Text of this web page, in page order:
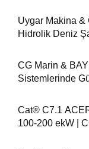
Uygar Makina &
Hidrolik Deniz
CG Marin &
Sistemlerinde
Cat® C7.1
100-200 ekW |